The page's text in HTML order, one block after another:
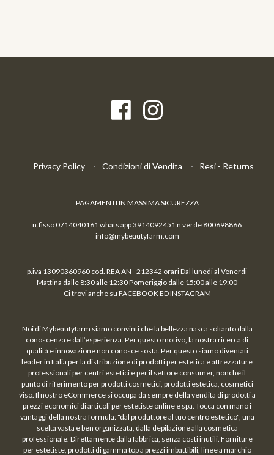
Privacy Policy Condizioni di Vendita Resi - Returns
PAGAMENTI IN MASSIMA SICUREZZA
n.fisso 0714040161 whats app 3914092451 n.verde 800698866
info@mybeautyfarm.com
p.iva 13090360960 cod. REA AN - 212342 orari Dal lunedi al Venerdi
Mattina dalle 8:30 alle 12:30 Pomeriggio dalle 15:00 alle 19:00
Ci trovi anche su FACEBOOK ED INSTAGRAM
Noi di Mybeautyfarm siamo convinti che la bellezza nasca soltanto dalla
conoscenza e dall’esperienza. Per questo motivo, la nostra ricerca di
qualità e innovazione non conosce sosta. Per questo siamo diventati
leader in Italia per la distribuzione di prodotti per estetica e attrezzature
professionali per centri estetici e per il settore consumer, nonché il
punto di riferimento per prodotti cosmetici, prodotti estetica, cosmetici
viso. Il nostro eCommerce si occupa da sempre della vendita di prodotti a
prezzi economici di articoli per estetiste online e spa. Tocca con mano i
vantaggi della nostra formula: "dal produttore al tuo centro estetico", una
scelta vasta e ben organizzata, dalla depilazione alla cosmetica
professionale. Direttamente dalla fabbrica, senza costi inutili. Forniture
per estetiste, prodotti di gamma top a prezzi imbattibili, linee a marchio